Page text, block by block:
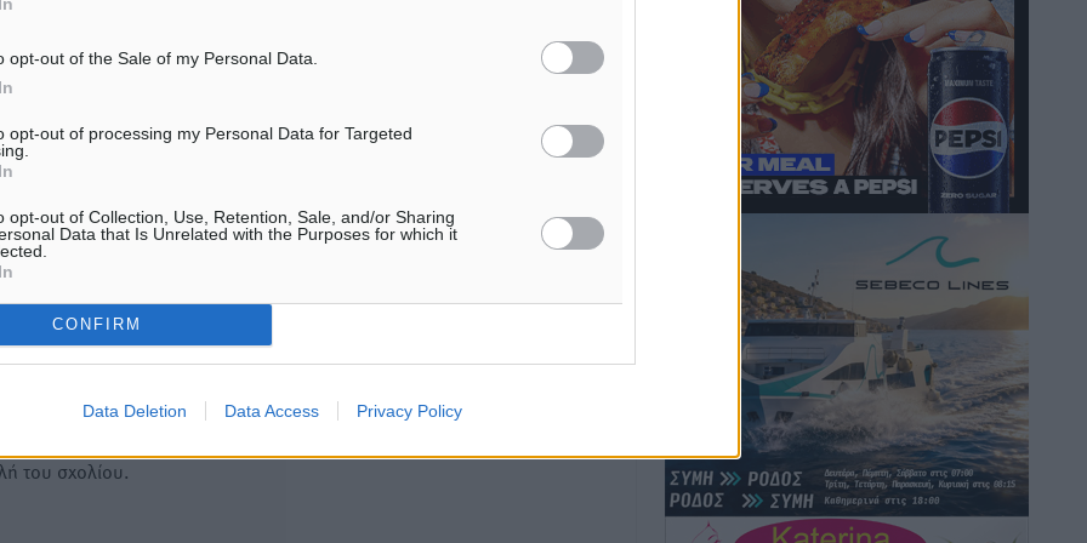
opt-out of the Sale of my Personal Data.
opt-out of processing my Personal Data for Targeted
opt-out of Collection, Use, Retention, Sale, and/or Sharing
Data that Is Unrelated with the Purposes for which it
CONFIRM
Data Deletion Data Access Privacy Policy
νοσοκομεία στα νησιά”
Η Δημοκρατική δεν υιοθετεί
όποια σχόλια θεωρούμε
Χρήστες που δεν τηρούν
του σχολίου.
Υπενθύμιση:
είδησης από άλλες ιστοσελίδες
είναι απαραίτητη η χρήση του
Γ.Σ. Διαγόρας: Εντατική προετοιμασία
και επιστροφή Ρίζου στις Ακαδημίες
Αθλητικά• πριν 3 ώρες
Εθνική Ανδρών: Ραντεβού στο Telekom
Center Athens
ΕΠΟ: Απέσυρε τη στήριξή της στην
υποψηφιότητα του Ινφαντίνο
Αθλητικά• πριν 3 ώρες
Φοίβος Κω: Το «ευχαριστώ» για το 9ο
Kos 3X3 Basketball Festival
Αθλητικά• πριν 3 ώρες